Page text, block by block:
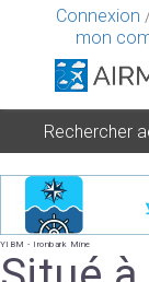
Connexion
mon
Rechercher
YIBM - Ironbark Mine